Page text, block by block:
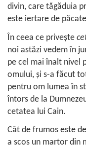
divin, care tăgăduia
este iertare de
În ceea ce priveşte
noi astăzi vedem în
pe cel mai înalt nivel
omului, şi s-a făcut
pentru om lumea în
întors de la
cetatea lui Cain.
Cât de frumos este
a scos un martor din